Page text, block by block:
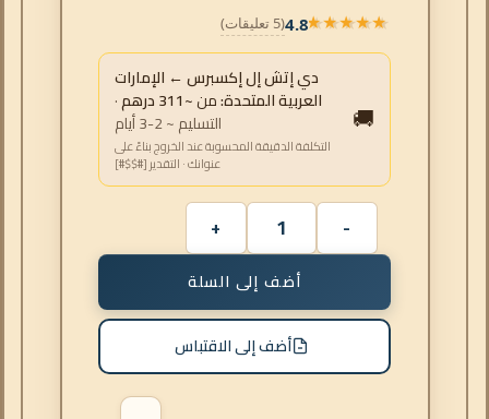
★★★★★
★★★★★
4.8(5 تعليقات)
🚚
دي إتش إل إكسبرس ← الإمارات
العربية المتحدة:من~311 درهم
·
التسليم ~ 2-3 أيام
التكلفة الدقيقة المحسوبة عند الخروج بناءً على
عنوانك · التقدير [#$$#]
أضف إلى السلة
أضف إلى الاقتباس